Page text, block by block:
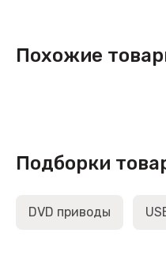
Похожие
Подборки
DVD приводы